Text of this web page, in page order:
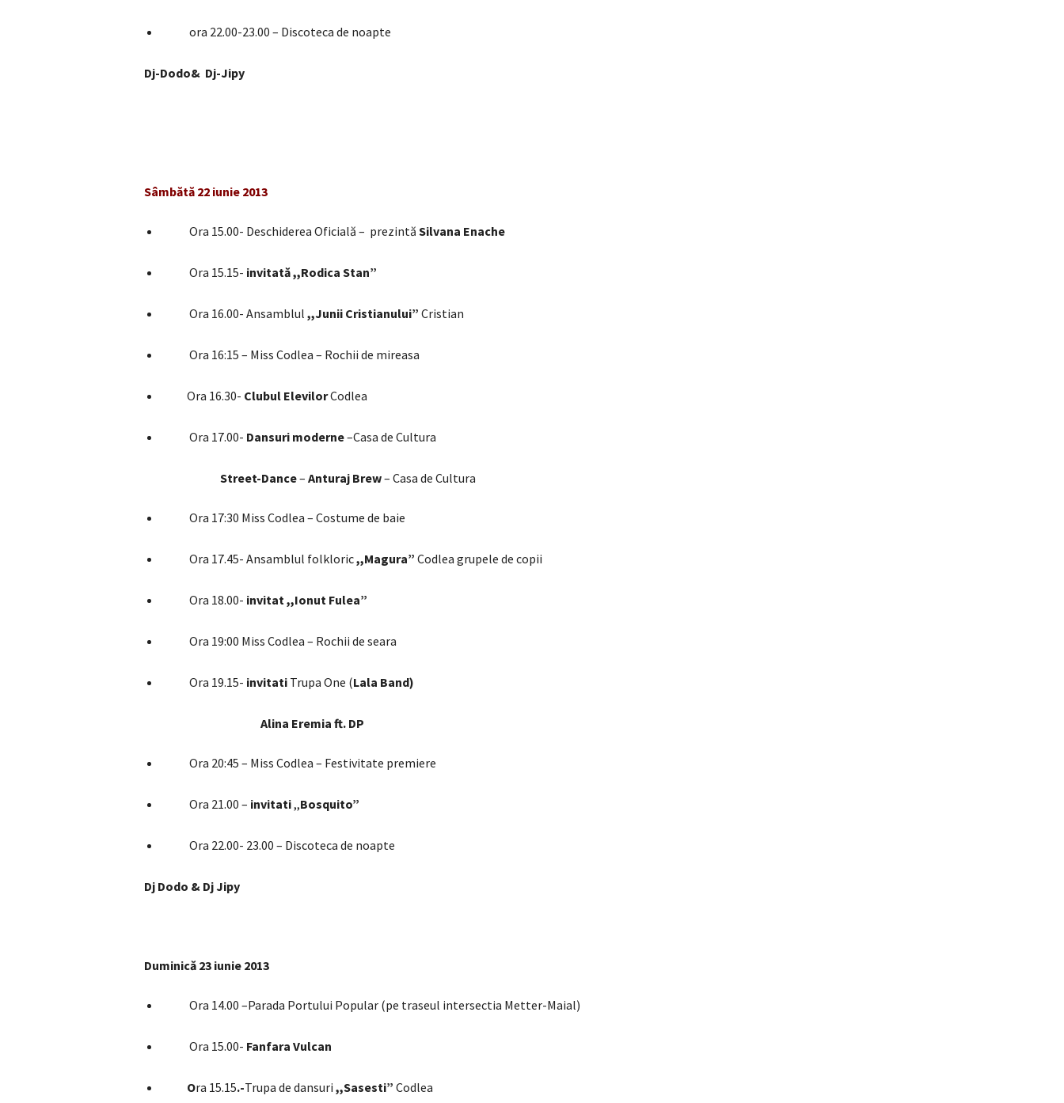
ora 22.00-23.00 – Discoteca de noapte
Dj-Dodo& Dj-Jipy
Sâmbătă 22 iunie 2013
Ora 15.00- Deschiderea Oficială – prezintă Silvana Enache
Ora 15.15- invitată ,,Rodica Stan”
Ora 16.00- Ansamblul ,,Junii Cristianului” Cristian
Ora 16:15 – Miss Codlea – Rochii de mireasa
Ora 16.30- Clubul ElevilorCodlea
Ora 17.00- Dansuri moderne–Casa de Cultura
Street-Dance– Anturaj Brew– Casa de Cultura
Ora 17:30 Miss Codlea – Costume de baie
Ora 17.45- Ansamblul folkloric,,Magura” Codlea grupele de copii
Ora 18.00- invitat ,,Ionut Fulea”
Ora 19:00 Miss Codlea – Rochii de seara
Ora 19.15- invitati Trupa One (Lala Band)
Alina Eremia ft. DP
Ora 20:45 – Miss Codlea – Festivitate premiere
Ora 21.00 – invitati,,Bosquito”
Ora 22.00- 23.00 – Discoteca de noapte
Dj Dodo & Dj Jipy
Duminică 23 iunie 2013
Ora 14.00 –Parada Portului Popular (pe traseul intersectia Metter-Maial)
Ora 15.00- Fanfara Vulcan
Ora 15.15.-Trupa de dansuri ,,Sasesti” Codlea